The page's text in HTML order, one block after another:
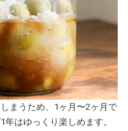
まうため、1ヶ月〜2ヶ月で
はゆっくり楽しめます。